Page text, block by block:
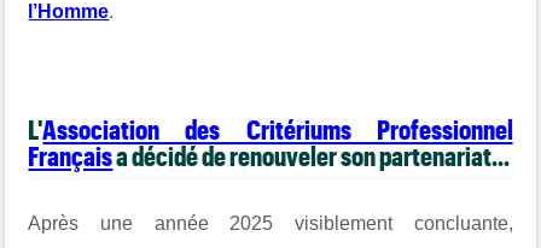
l’Homme.
L'Association des Critériums Professionnel
Françaisa décidé de renouveler son partenariat...
Après une année 2025 visiblement concluante,